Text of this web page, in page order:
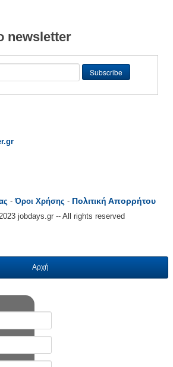
newsletter
-Όροι Χρήσης - Πολιτική Απορρήτου
jobdays.gr -- All rights reserved
Αρχή